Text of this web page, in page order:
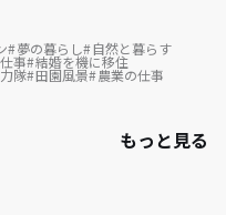
夢の暮らし 自然と暮らす
事 結婚を機に移住
隊 田園風景 農業の仕事
もっと見る